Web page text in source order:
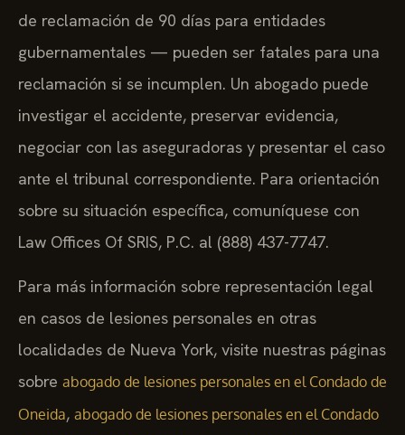
de reclamación de 90 días para entidades
gubernamentales — pueden ser fatales para una
reclamación si se incumplen. Un abogado puede
investigar el accidente, preservar evidencia,
negociar con las aseguradoras y presentar el caso
ante el tribunal correspondiente. Para orientación
sobre su situación específica, comuníquese con
Law Offices Of SRIS, P.C. al (888) 437-7747.
Para más información sobre representación legal
en casos de lesiones personales en otras
localidades de Nueva York, visite nuestras páginas
sobre abogado de lesiones personales en el Condado de
Oneida, abogado de lesiones personales en el Condado